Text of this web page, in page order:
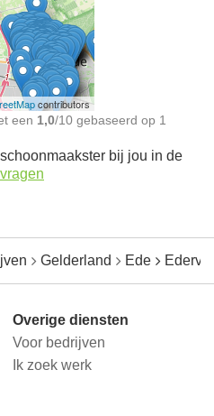
bij
contributors
een 1,0/10 gebaseerd op 1
bij jou in de
Gelderland Ede
Overige diensten
Voor bedrijven
Ik zoek werk